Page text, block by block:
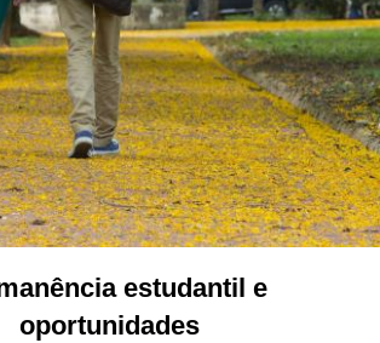
estudantil e
oportunidades